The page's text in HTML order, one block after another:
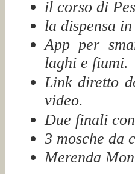
il corso di
la dispensa
App per
laghi e fiumi.
Link diretto
video.
Due finali
3 mosche da
Merenda